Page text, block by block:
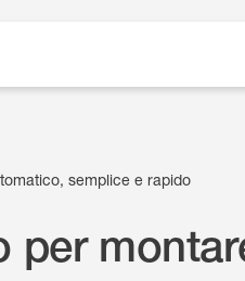
semplice e rapido
per